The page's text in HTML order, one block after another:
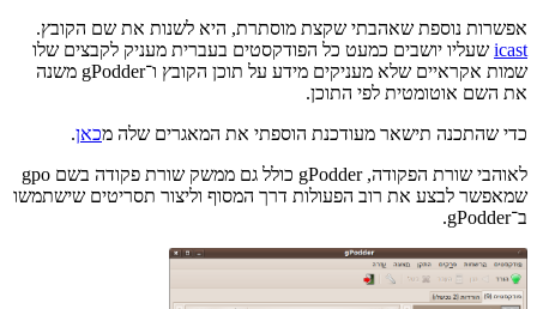
אפשרות נוספת שאהבתי שקצת מוסתרת, היא לשנות את שם הקובץ.
icast שעליו יושבים כמעט כל הפודקסטים בעברית מעניק לקבצים שלו
שמות אקראיים שלא מעניקים מידע על תוכן הקובץ ו־gPodder משנה
את השם אוטומטית לפי התוכן.
כדי שהתכנה תישאר מעודכנת הוספתי את המאגרים שלה מכאן.
לאוהבי שורת הפקודה, gPodder כולל גם ממשק שורת פקודה בשם gpo
שמאפשר לבצע את רוב הפעולות דרך המסוף וליצור תסריטים שישתמשו
ב־gPodder.